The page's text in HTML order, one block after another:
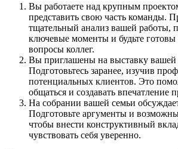
Вы работаете над крупным
представить свою часть команды.
тщательный анализ вашей работы,
ключевые моменты и будьте готовы
вопросы коллег.
Вы приглашены на выставку
Подготовьтесь заранее, изучив
потенциальных клиентов. Это
общаться и создавать впечатление
На собрании вашей семьи
Подготовьте аргументы и
чтобы внести конструктивный
чувствовать себя уверенно.